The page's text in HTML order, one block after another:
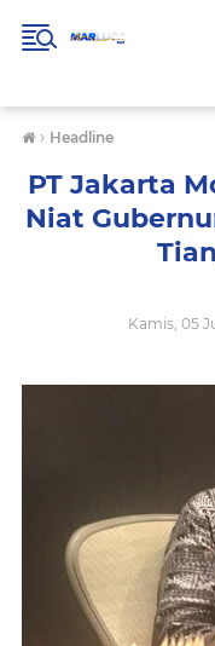
› Headline
PT Jakarta
Niat
Kamis, 05